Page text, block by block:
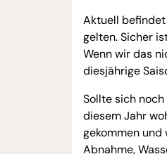
Aktuell befindet
gelten. Sicher
Wenn wir das
diesjährige
Sollte sich
diesem Jahr
gekommen und
Abnahme,